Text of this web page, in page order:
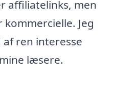
affiliatelinks, men
kommercielle. Jeg
ren interesse
læsere.